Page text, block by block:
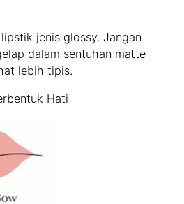
jenis glossy. Jangan
dalam sentuhan matte
lebih tipis.
Hati